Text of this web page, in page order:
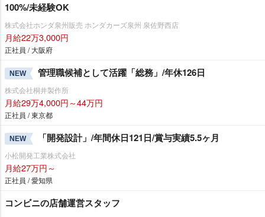
100%/未経験OK
株式会社ホンダ泉州販売 ホンダカーズ泉州 泉佐野西店
月給22万3,000円
正社員 / 大阪府
NEW 管理職候補として活躍「総務」/年休126日
株式会社桐井製作所
月給29万4,000円～44万円
正社員 / 東京都
NEW 「開発設計」/年間休日121日/賞与実績5.5ヶ月
小松開発工業株式会社
月給27万円～
正社員 / 愛知県
コンビニの店舗運営スタッフ